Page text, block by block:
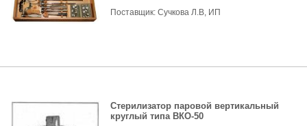
Поставщик:Сучкова Л.В, ИП
Стерилизатор паровой вертикальный
круглый типа ВКО-50